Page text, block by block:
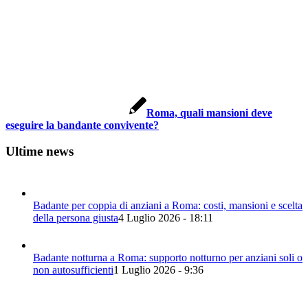
Roma, quali mansioni deve
eseguire la bandante convivente?
Ultime news
Badante per coppia di anziani a Roma: costi, mansioni e scelta
della persona giusta4 Luglio 2026 - 18:11
Badante notturna a Roma: supporto notturno per anziani soli o
non autosufficienti1 Luglio 2026 - 9:36